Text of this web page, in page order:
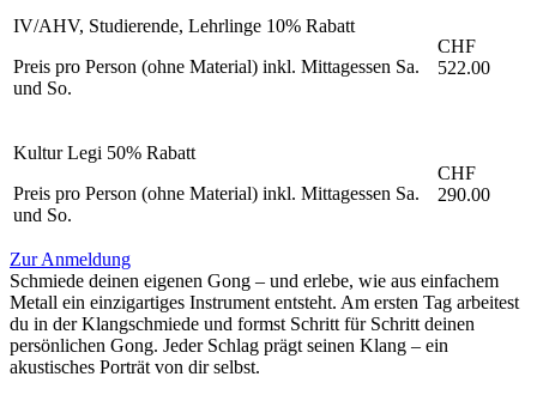
IV/AHV, Studierende, Lehrlinge 10% Rabatt
Preis pro Person (ohne Material) inkl. Mittagessen Sa.
und So.
CHF
522.00
Kultur Legi 50% Rabatt
Preis pro Person (ohne Material) inkl. Mittagessen Sa.
und So.
CHF
290.00
Zur Anmeldung
Schmiede deinen eigenen Gong – und erlebe, wie aus einfachem
Metall ein einzigartiges Instrument entsteht. Am ersten Tag arbeitest
du in der Klangschmiede und formst Schritt für Schritt deinen
persönlichen Gong. Jeder Schlag prägt seinen Klang – ein
akustisches Porträt von dir selbst.